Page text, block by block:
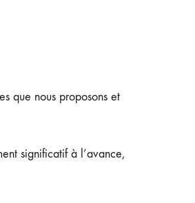
que nous proposons et
significatif à l’avance,